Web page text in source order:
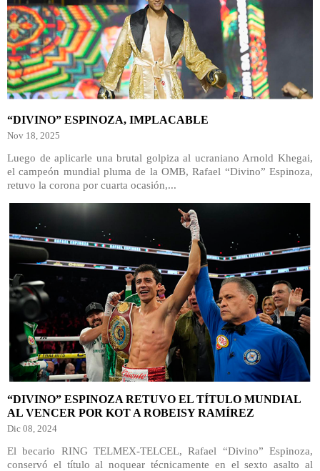
“DIVINO” ESPINOZA, IMPLACABLE
Nov 18, 2025
Luego de aplicarle una brutal golpiza al ucraniano Arnold Khegai,
el campeón mundial pluma de la OMB, Rafael “Divino” Espinoza,
retuvo la corona por cuarta ocasión,...
“DIVINO” ESPINOZA RETUVO EL TÍTULO MUNDIAL
AL VENCER POR KOT A ROBEISY RAMÍREZ
Dic 08, 2024
El becario RING TELMEX-TELCEL, Rafael “Divino” Espinoza,
conservó el título al noquear técnicamente en el sexto asalto al